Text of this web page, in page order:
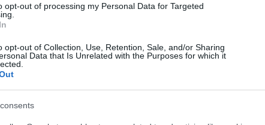
opt-out of processing my Personal Data for Targeted
opt-out of Collection, Use, Retention, Sale, and/or Sharing
Data that Is Unrelated with the Purposes for which it
MILYEN KÖLYKÖKET LESHETSZ